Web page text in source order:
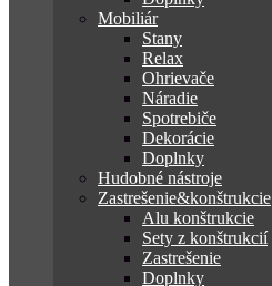
Mobiliár
Stany
Relax
Ohrievače
Náradie
Spotrebiče
Dekorácie
Doplnky
Hudobné nástroje
Zastrešenie&konštrukcie
Alu konštrukcie
Sety z konštrukcií
Zastrešenie
Doplnky